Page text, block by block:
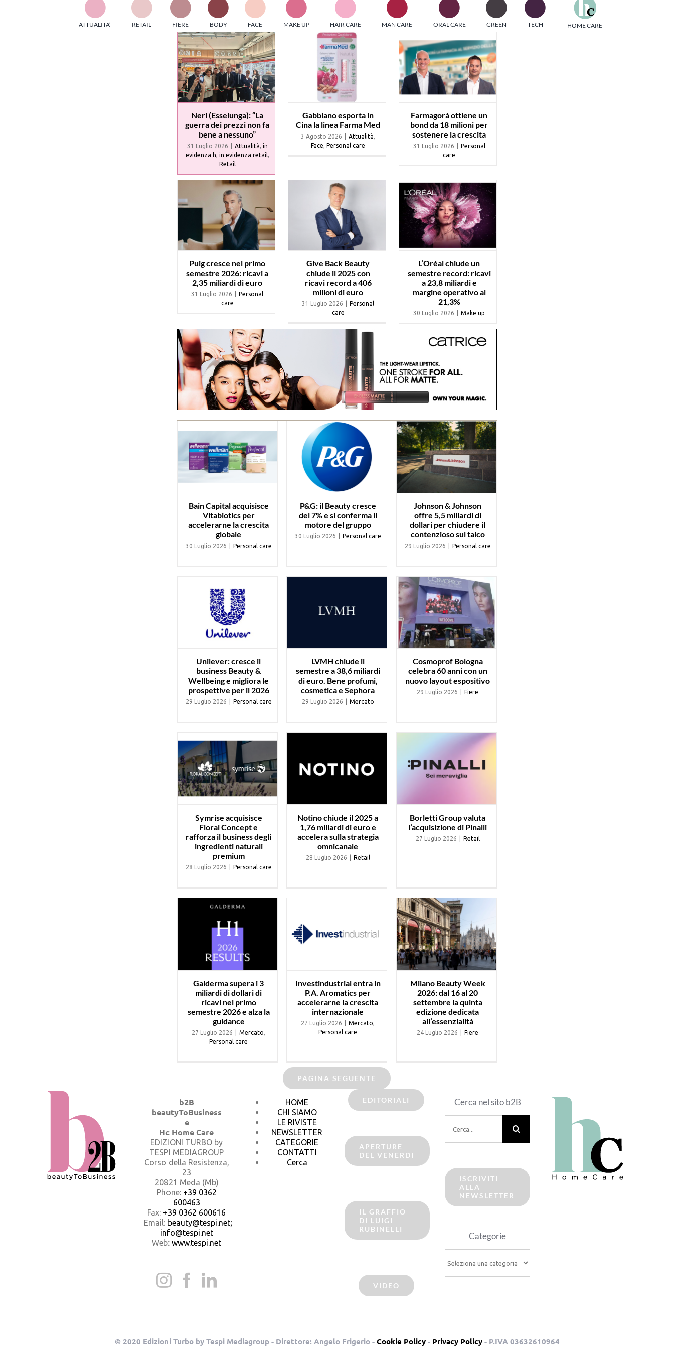
TESPI MEDIAGROUP racchiude un pool di società di comunicazione
ed editrici specializzate nell’informazione b2b. Edizioni Turbo, in
particolare, attraverso numerose riviste verticali, fornisce strumenti di
informazione che coinvolgono gli attori nei settori beauty, food,
technology, entertainment e sport.
Stay tuned!
LE RIVISTE
Scroll Down
ATTUALITA’ RETAIL FIERE BODY FACE MAKE UP HAIR CARE MAN CARE ORAL CARE GREEN TECH HOME CARE
Neri (Esselunga): “La
guerra dei prezzi non
Neri (Esselunga): “La
guerra dei prezzi non fa
bene a nessuno”
31 Luglio 2026 Attualità, in
evidenza h, in evidenza retail,
Retail
Med
Gabbiano esporta in
Cina la linea Farma Med
3 Agosto 2026 Attualità,
Face, Personal care
Farmagorà ottiene
un bond da 18
milioni per sostenere
la crescita
Farmagorà ottiene un
bond da 18 milioni per
sostenere la crescita
31 Luglio 2026
Personal
care
Puig cresce nel primo
semestre 2026:
Puig cresce nel primo
semestre 2026: ricavi a
2,35 miliardi di euro
31 Luglio 2026
Personal
care
Give Back Beauty
chiude il 2025 con
ricavi record a 406
milioni di euro
Give Back Beauty
chiude il 2025 con
ricavi record a 406
milioni di euro
31 Luglio 2026
Personal
care
L’Oréal chiude un
semestre record:
ricavi a 23,8 miliardi
e margine operativo
al 21,3%
L’Oréal chiude un
semestre record: ricavi
a 23,8 miliardi e
margine operativo al
21,3%
30 Luglio 2026 Make up
Bain Capital
acquisisce Vitabiotics
crescita globale
Bain Capital acquisisce
Vitabiotics per
accelerarne la crescita
globale
30 Luglio 2026 Personal care
P&G: il Beauty cresce
del 7% e si conferma
il motore del gruppo
P&G: il Beauty cresce
del 7% e si conferma il
motore del gruppo
30 Luglio 2026 Personal care
Johnson & Johnson
offre 5,5 miliardi di
dollari per chiudere il
Johnson & Johnson
offre 5,5 miliardi di
dollari per chiudere il
contenzioso sul talco
29 Luglio 2026 Personal care
Wellbeing e migliora
le prospettive per il
2026
Unilever: cresce il
business Beauty &
Wellbeing e migliora le
prospettive per il 2026
29 Luglio 2026 Personal care
semestre a 38,6
miliardi di euro. Bene
LVMH chiude il
semestre a 38,6 miliardi
di euro. Bene profumi,
cosmetica e Sephora
29 Luglio 2026 Mercato
Cosmoprof Bologna
celebra 60 anni con
un nuovo layout
espositivo
Cosmoprof Bologna
celebra 60 anni con un
nuovo layout espositivo
29 Luglio 2026 Fiere
Symrise acquisisce
rafforza il business
degli ingredienti
naturali premium
Symrise acquisisce
Floral Concept e
rafforza il business degli
ingredienti naturali
premium
28 Luglio 2026 Personal care
a 1,76 miliardi di euro
Notino chiude il 2025 a
1,76 miliardi di euro e
accelera sulla strategia
omnicanale
28 Luglio 2026 Retail
Borletti Group valuta
l’acquisizione di
Pinalli
Borletti Group valuta
l’acquisizione di Pinalli
27 Luglio 2026 Retail
miliardi di dollari di
ricavi nel primo
semestre 2026 e alza
Galderma supera i 3
miliardi di dollari di
ricavi nel primo
semestre 2026 e alza la
guidance
27 Luglio 2026 Mercato,
Personal care
accelerarne la
Investindustrial entra in
P.A. Aromatics per
accelerarne la crescita
internazionale
27 Luglio 2026 Mercato,
Personal care
Milano Beauty Week
2026: dal 16 al 20
settembre la quinta
edizione dedicata
all’essenzialità
Milano Beauty Week
2026: dal 16 al 20
settembre la quinta
edizione dedicata
all’essenzialità
24 Luglio 2026 Fiere
PAGINA SEGUENTE
b2B
beautyToBusiness
e
Hc Home Care
EDIZIONI TURBO by
TESPI MEDIAGROUP
Corso della Resistenza,
23
20821 Meda (Mb)
Phone: +39 0362
600463
Fax: +39 0362 600616
Email: beauty@tespi.net;
info@tespi.net
Web: www.tespi.net
HOME
CHI SIAMO
LE RIVISTE
NEWSLETTER
CATEGORIE
CONTATTI
Cerca
EDITORIALI
APERTURE
DEL VENERDI
IL GRAFFIO
DI LUIGI
RUBINELLI
VIDEO
Cerca nel sito b2B
per:
ISCRIVITI
ALLA
NEWSLETTER
Categorie
© 2020 Edizioni Turbo by Tespi Mediagroup - Direttore: Angelo Frigerio - Cookie Policy- Privacy Policy- P.IVA 03632610964